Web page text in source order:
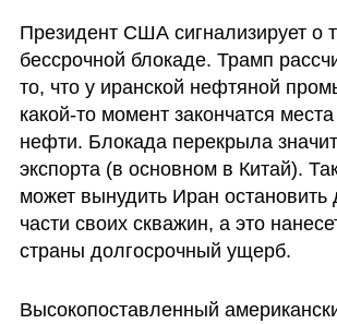
Президент США сигнализирует о
бессрочной блокаде. Трамп
то, что у иранской нефтяной
какой-то момент закончатся
нефти. Блокада перекрыла
экспорта (в основном в Китай).
может вынудить Иран остановить
части своих скважин, а это
страны долгосрочный ущерб.
Высокопоставленный